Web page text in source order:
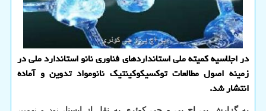
در اجلاسیه کمیته ملی استانداردهای فناوری نانو استاندارد ملی در
زمینه اصول مطالعات توکسیکوکینتیک نانومواد تدوین و آماده
انتشار شد.